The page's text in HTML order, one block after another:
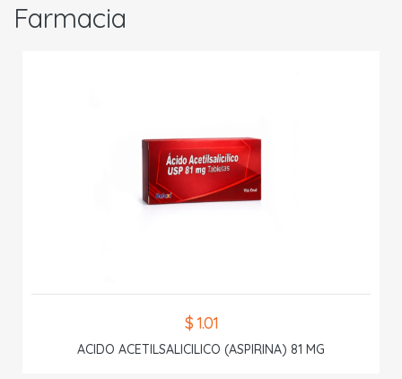
Farmacia
$ 1.01
ACIDO ACETILSALICILICO (ASPIRINA) 81 MG